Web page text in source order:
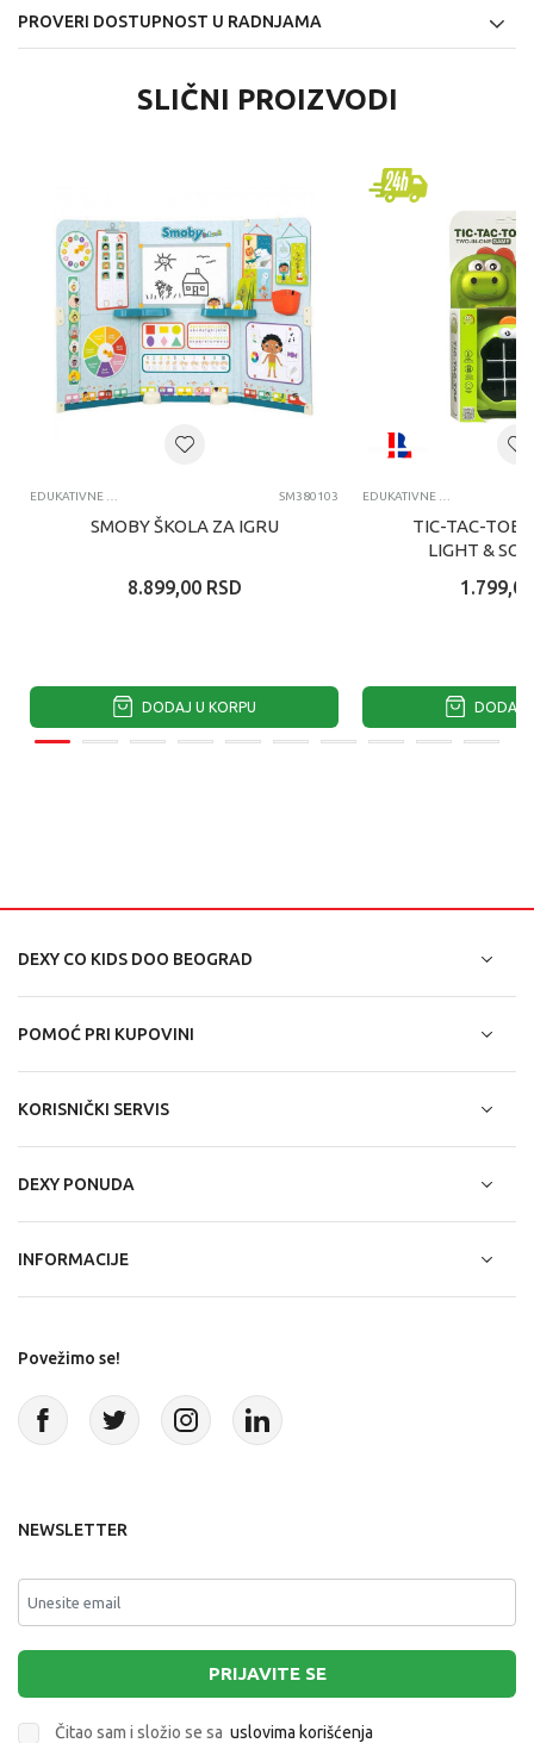
PROVERI DOSTUPNOST U RADNJAMA
SLIČNI PROIZVODI
EDUKATIVNE IGRAČKE ZA DECU SM380103
SMOBY ŠKOLA ZA IGRU
8.899,00 RSD
DODAJ U KORPU
EDUKATIVNE IGRAČKE ZA DECU
TIC-TAC-TOE
LIGHT &
1.799,00
DODAJ
DEXY CO KIDS DOO BEOGRAD
POMOĆ PRI KUPOVINI
KORISNIČKI SERVIS
DEXY PONUDA
INFORMACIJE
Povežimo se!
NEWSLETTER
PRIJAVITE SE
Čitao sam i složio se sa uslovima korišćenja